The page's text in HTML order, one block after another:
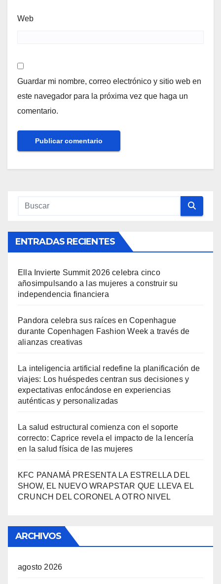
Web
Guardar mi nombre, correo electrónico y sitio web en
este navegador para la próxima vez que haga un
comentario.
ENTRADAS RECIENTES
Ella Invierte Summit 2026 celebra cinco
añosimpulsando a las mujeres a construir su
independencia financiera
Pandora celebra sus raíces en Copenhague
durante Copenhagen Fashion Week a través de
alianzas creativas
La inteligencia artificial redefine la planificación de
viajes: Los huéspedes centran sus decisiones y
expectativas enfocándose en experiencias
auténticas y personalizadas
La salud estructural comienza con el soporte
correcto: Caprice revela el impacto de la lencería
en la salud física de las mujeres
KFC PANAMÁ PRESENTA LA ESTRELLA DEL
SHOW, EL NUEVO WRAPSTAR QUE LLEVA EL
CRUNCH DEL CORONEL A OTRO NIVEL
ARCHIVOS
agosto 2026